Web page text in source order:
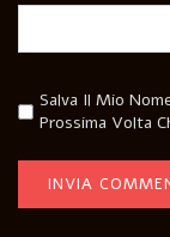
Salva Il Mio
Prossima Volta